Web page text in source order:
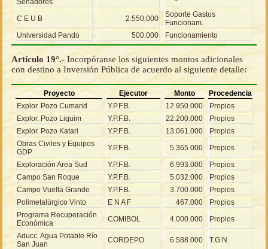
Senadores
C E U B 2.550.000
Soporte Gastos
Funcionam.
Universidad Pando
500.000 Funcionamiento
Artículo 19°.- Incorpóranse los siguientes montos adicionales
con destino a Inversión Pública de acuerdo al siguiente detalle:
Proyecto Ejecutor Monto
Procedencia
Explor. Pozo Cumand
Y.P.F.B. 12.950.000
Propios
Explor. Pozo Liquim
Y.P.F.B. 22.200.000
Propios
Explor. Pozo Katari
Y.P.F.B. 13.061.000
Propios
Obras Civiles y Equipos
GDP
Y.P.F.B. 5.365.000
Propios
Exploración Area Sud
Y.P.F.B. 6.993.000
Propios
Campo San Roque
Y.P.F.B. 5.032.000
Propios
Campo Vuelta Grande
Y.P.F.B. 3.700.000
Propios
Polimetalúrgico Vinto
E N A F 467.000
Propios
Programa Recuperación
Económica
COMIBOL 4.000.000
Propios
Aducc. Agua Potable Río
San Juan
CORDEPO 6.588.000
T.G.N.